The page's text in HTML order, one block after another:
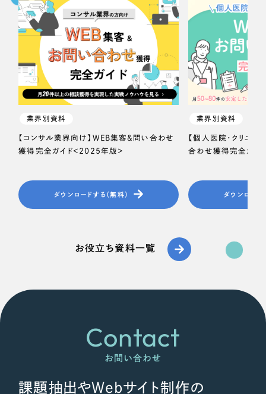
業界別資料
【コンサル業界向け】WEB集客＆問い合わせ
獲得完全ガイド＜2025年版＞
ダウンロードする（無料）
業界別資料
【個人医院・クリニッ
合わせ獲得完全ガイ
ダウンロード
お役立ち資料一覧
Contact
お問い合わせ
課題抽出やWebサイト制作の